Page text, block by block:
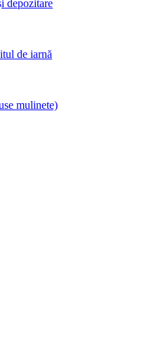
depozitare
de iarnă
mulinete)